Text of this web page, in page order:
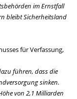
im Ernstfall
bleibt Sicherheitsland
für Verfassung,
führen, dass die
sinken.
von 2,1 Milliarden